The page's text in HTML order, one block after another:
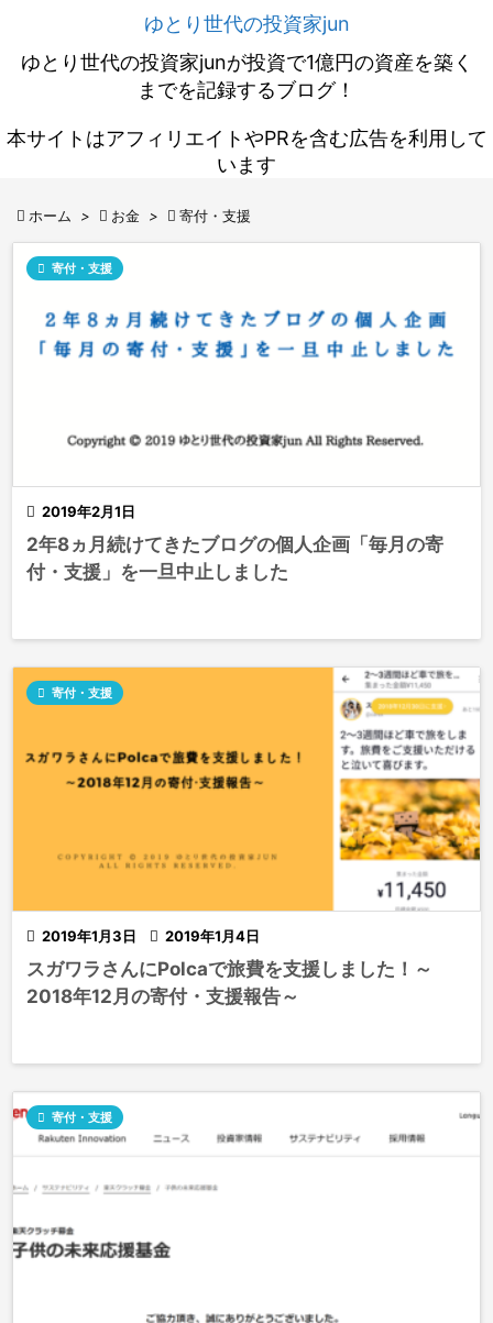
ゆとり世代の投資家jun
ゆとり世代の投資家junが投資で1億円の資産を築く
までを記録するブログ！
本サイトはアフィリエイトやPRを含む広告を利用して
います
 ホーム >  お金 >  寄付・支援
 2019年2月1日
 寄付・支援
2年8ヵ月続けてきたブログの個人企画「毎月の寄
付・支援」を一旦中止しました
 2019年1月3日  2019年1月4日
 寄付・支援
スガワラさんにPolcaで旅費を支援しました！～
2018年12月の寄付・支援報告～
 寄付・支援